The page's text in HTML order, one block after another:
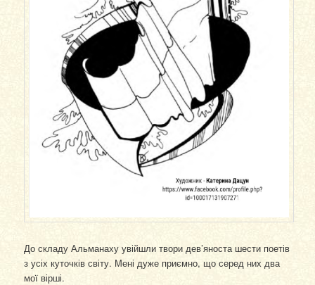
До складу Альманаху увійшли твори дев’яноста шести поетів
з усіх куточків світу. Мені дуже приємно, що серед них два
мої вірші.